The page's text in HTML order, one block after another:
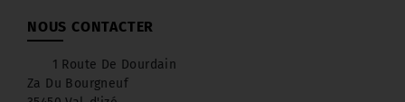
NOUS CONTACTER
1 Route De Dourdain
Za Du Bourgneuf